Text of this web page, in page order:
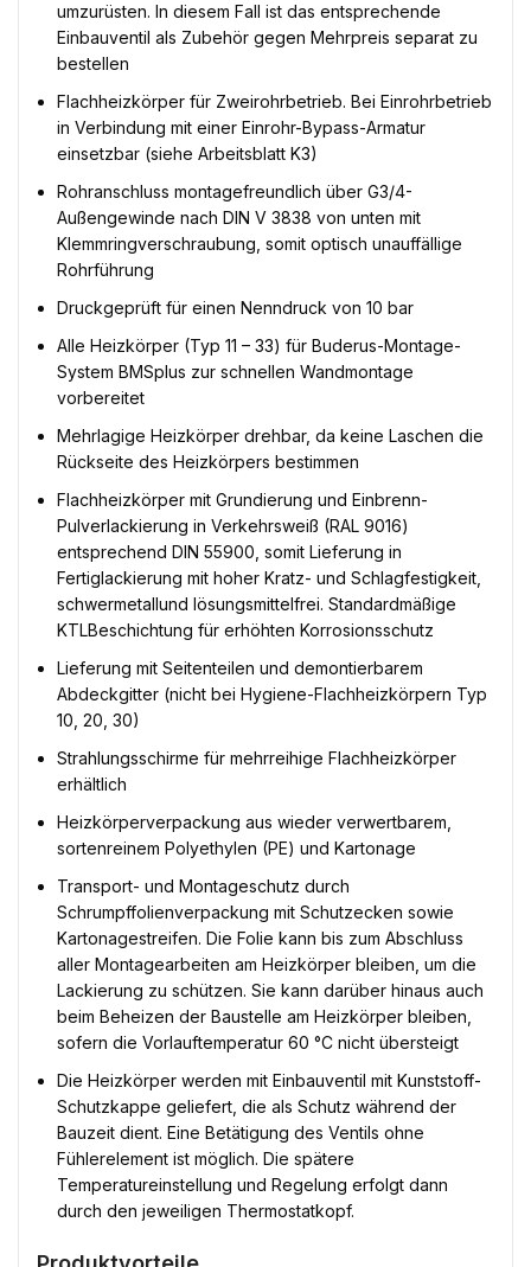
umzurüsten. In diesem Fall ist das entsprechende
Einbauventil als Zubehör gegen Mehrpreis separat zu
bestellen
Flachheizkörper für Zweirohrbetrieb. Bei Einrohrbetrieb
in Verbindung mit einer Einrohr-Bypass-Armatur
einsetzbar (siehe Arbeitsblatt K3)
Rohranschluss montagefreundlich über G3/4-
Außengewinde nach DIN V 3838 von unten mit
Klemmringverschraubung, somit optisch unauffällige
Rohrführung
Druckgeprüft für einen Nenndruck von 10 bar
Alle Heizkörper (Typ 11 – 33) für Buderus-Montage-
System BMSplus zur schnellen Wandmontage
vorbereitet
Mehrlagige Heizkörper drehbar, da keine Laschen die
Rückseite des Heizkörpers bestimmen
Flachheizkörper mit Grundierung und Einbrenn-
Pulverlackierung in Verkehrsweiß (RAL 9016)
entsprechend DIN 55900, somit Lieferung in
Fertiglackierung mit hoher Kratz- und Schlagfestigkeit,
schwermetallund lösungsmittelfrei. Standardmäßige
KTLBeschichtung für erhöhten Korrosionsschutz
Lieferung mit Seitenteilen und demontierbarem
Abdeckgitter (nicht bei Hygiene-Flachheizkörpern Typ
10, 20, 30)
Strahlungsschirme für mehrreihige Flachheizkörper
erhältlich
Heizkörperverpackung aus wieder verwertbarem,
sortenreinem Polyethylen (PE) und Kartonage
Transport- und Montageschutz durch
Schrumpffolienverpackung mit Schutzecken sowie
Kartonagestreifen. Die Folie kann bis zum Abschluss
aller Montagearbeiten am Heizkörper bleiben, um die
Lackierung zu schützen. Sie kann darüber hinaus auch
beim Beheizen der Baustelle am Heizkörper bleiben,
sofern die Vorlauftemperatur 60 °C nicht übersteigt
Die Heizkörper werden mit Einbauventil mit Kunststoff-
Schutzkappe geliefert, die als Schutz während der
Bauzeit dient. Eine Betätigung des Ventils ohne
Fühlerelement ist möglich. Die spätere
Temperatureinstellung und Regelung erfolgt dann
durch den jeweiligen Thermostatkopf.